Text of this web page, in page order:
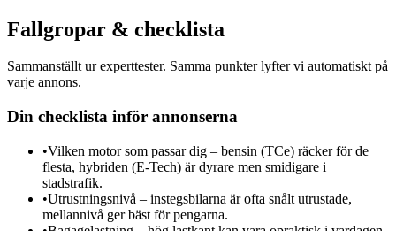
Fallgropar & checklista
Sammanställt ur experttester. Samma punkter lyfter vi automatiskt på
varje annons.
Din checklista inför annonserna
•Vilken motor som passar dig – bensin (TCe) räcker för de
flesta, hybriden (E-Tech) är dyrare men smidigare i
stadstrafik.
•Utrustningsnivå – instegsbilarna är ofta snålt utrustade,
mellannivå ger bäst för pengarna.